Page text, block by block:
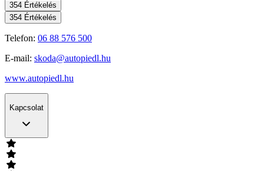
354 Értékelés
354 Értékelés
Telefon: 06 88 576 500
E-mail: skoda@autopiedl.hu
www.autopiedl.hu
Kapcsolat